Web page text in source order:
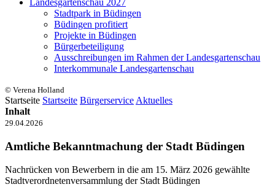
Landesgartenschau 2027
Stadtpark in Büdingen
Büdingen profitiert
Projekte in Büdingen
Bürgerbeteiligung
Ausschreibungen im Rahmen der Landesgartenschau
Interkommunale Landesgartenschau
© Verena Holland
Startseite Startseite Bürgerservice Aktuelles
Inhalt
29.04.2026
Amtliche Bekanntmachung der Stadt Büdingen
Nachrücken von Bewerbern in die am 15. März 2026 gewählte
Stadtverordnetenversammlung der Stadt Büdingen